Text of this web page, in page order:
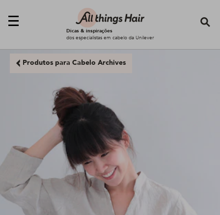
Dicas & inspirações
dos especialistas em cabelo da Unilever
Produtos para Cabelo Archives